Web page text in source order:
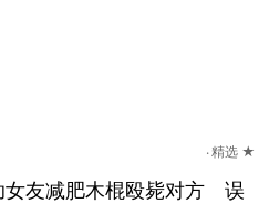
精选 ★
友减肥木棍殴毙对方 误